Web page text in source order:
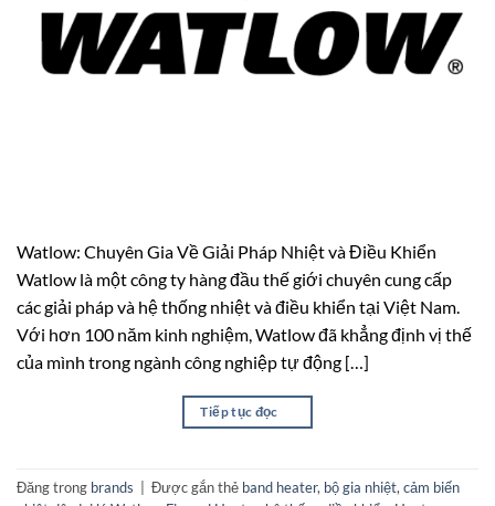
Watlow: Chuyên Gia Về Giải Pháp Nhiệt và Điều Khiển
Watlow là một công ty hàng đầu thế giới chuyên cung cấp
các giải pháp và hệ thống nhiệt và điều khiển tại Việt Nam.
Với hơn 100 năm kinh nghiệm, Watlow đã khẳng định vị thế
của mình trong ngành công nghiệp tự động […]
Tiếp tục đọc
Đăng trong brands Được gắn thẻ band heater, bộ gia nhiệt, cảm biến